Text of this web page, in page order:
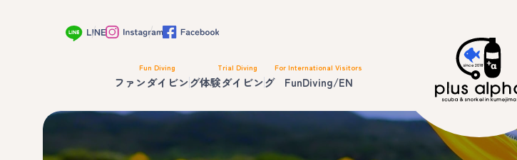
Fun Diving
ファンダイビング
Trial Diving
体験ダイビング
For International Visitors
FunDiving/EN